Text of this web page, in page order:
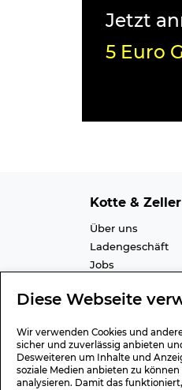
Diese Webseite
Wir verwenden Cookies und
sicher und zuverlässig anbieten
Desweiteren um Inhalte und
soziale Medien anbieten zu
analysieren. Damit das
Jetzt
5 Euro
Kotte & Zeller
Über uns
Ladengeschäft
Jobs
Datenschutz
Impressum